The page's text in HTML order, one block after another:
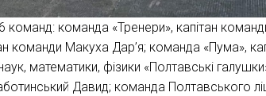
команд: команда «Тренери», капітан
команди Макуха Дар’я; команда «Пума»,
математики, фізики «Полтавські
Давид; команда Полтавського